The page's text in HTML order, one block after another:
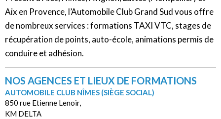
Aix en Provence, l’Automobile Club Grand Sud vous offre
de nombreux services : formations TAXI VTC, stages de
récupération de points, auto-école, animations permis de
conduire et adhésion.
NOS AGENCES ET LIEUX DE FORMATIONS
AUTOMOBILE CLUB NÎMES (SIÈGE SOCIAL)
850 rue Etienne Lenoir,
KM DELTA